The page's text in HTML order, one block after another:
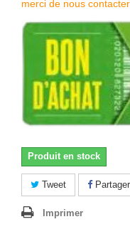
merci de nous
Produit en stock
Tweet Partager
Imprimer